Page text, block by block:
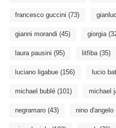
francesco guccini (73)
gianni morandi (45) giorgia
laura pausini (95) litfiba(35)
luciano ligabue(156) lucio
michael bublé(101) michael
negramaro(43) nino d'angelo